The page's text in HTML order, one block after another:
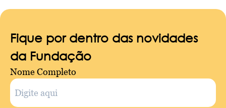
Fique por dentro das novidades
da Fundação
Nome Completo